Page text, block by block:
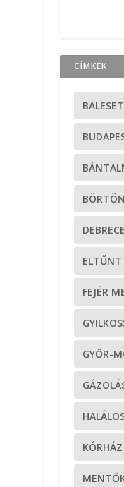
CÍMKÉK
BALESET
BÖRTÖN
ELTŰNT
FEJÉR
GYŐR-
KÓRHÁZ